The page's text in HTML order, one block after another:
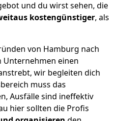
und du wirst sehen, die
kostengünstiger, als
von Hamburg nach
Unternehmen einen
wir begleiten dich
muss das
Ausfälle sind ineffektiv
hier sollten die Profis